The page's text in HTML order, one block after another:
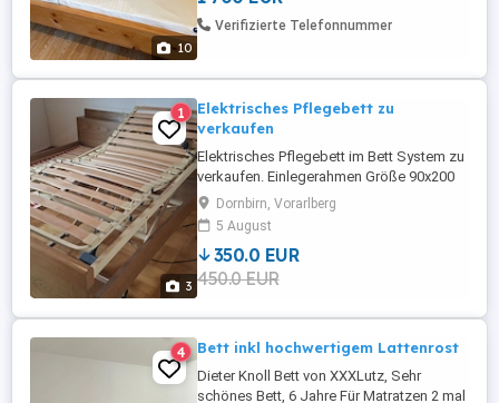
10
metrallfrei, plus 1 x Lattenrost von der
Verifizierte Telefonnummer
3
1
Elektrisches Pflegebett zu
verkaufen
Elektrisches Pflegebett im Bett System zu
verkaufen. Einlegerahmen Größe 90x200
cm. Kann in Dornbirn abgeholt werden.
Dornbirn, Vorarlberg
5 August
350.0 EUR
450.0 EUR
4 Bett inkl hochwertigem Lattenrost
Dieter Knoll Bett von XXXLutz, Sehr
schönes Bett, 6 Jahre Für Matratzen 2 mal